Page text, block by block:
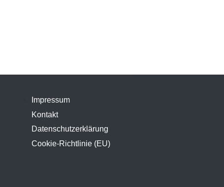
Impressum
Kontakt
Datenschutzerklärung
Cookie-Richtlinie (EU)